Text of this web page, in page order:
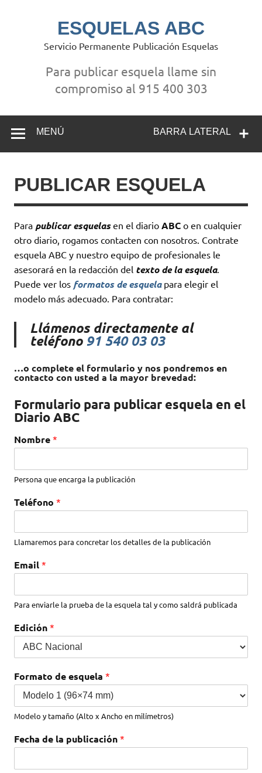
ESQUELAS ABC
Servicio Permanente Publicación Esquelas
Para publicar esquela llame sin
compromiso al 915 400 303
BARRA LATERAL
MENÚ
PUBLICAR ESQUELA
Para publicar esquelasen el diario ABC o en cualquier
otro diario, rogamos contacten con nosotros. Contrate
esquela ABC y nuestro equipo de profesionales le
asesorará en la redacción del texto de la esquela.
Puede ver los formatos de esquelapara elegir el
modelo más adecuado. Para contratar:
Llámenos directamente al
teléfono 91 540 03 03
…o complete el formulario y nos pondremos en
contacto con usted a la mayor brevedad:
Formulario para publicar esquela en el
Diario ABC
Nombre *
Persona que encarga la publicación
Teléfono *
Llamaremos para concretar los detalles de la publicación
Email *
Para enviarle la prueba de la esquela tal y como saldrá publicada
Edición *
Formato de esquela *
Modelo y tamaño (Alto x Ancho en milímetros)
Fecha de la publicación *